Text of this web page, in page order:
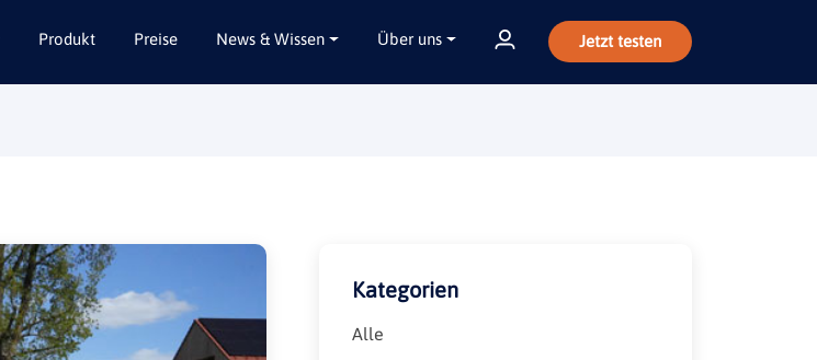
Gebäudeausstattung
Gebäudetechnik
Produkt Preise News & Wissen Über uns Jetzt testen
Kategorien
Alle